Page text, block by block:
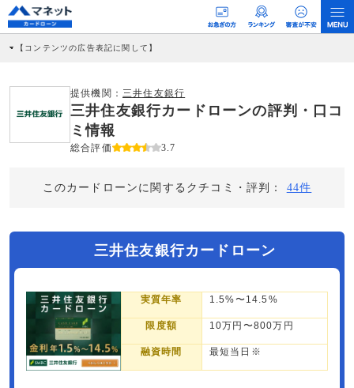
【コンテンツの広告表記に関して】
社に対して企業から紹介報酬が支払われるという収益モデルです。 ただし、特定の
商品を根拠なくPRするものではなく、当編集部の調査／ユーザーへの口コミ収集な
どに基づき、公平性を担保した情報提供を行っています。
提供機関： 三井住友銀行
三井住友銀行カードローンの評判・口コ
ミ情報
総合評価 3.7
このカードローンに関するクチコミ・評判： 44件
三井住友銀行カードローン
実質年率 1.5%〜14.5%
限度額 10万円〜800万円
融資時間 最短当日※